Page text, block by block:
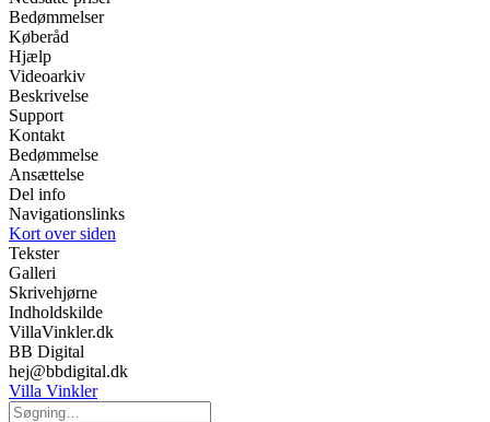
Bedømmelser
Køberåd
Hjælp
Videoarkiv
Beskrivelse
Support
Kontakt
Bedømmelse
Ansættelse
Del info
Navigationslinks
Kort over siden
Tekster
Galleri
Skrivehjørne
Indholdskilde
VillaVinkler.dk
BB Digital
hej@bbdigital.dk
Villa Vinkler